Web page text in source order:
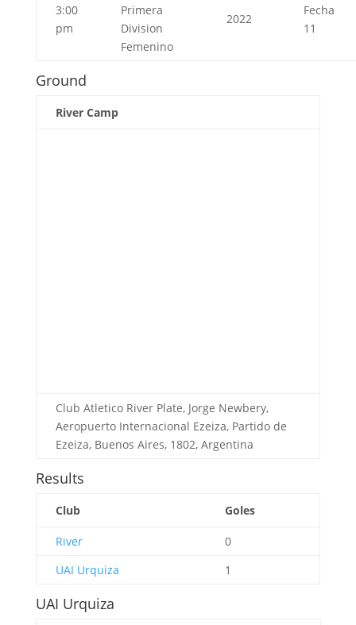
3:00
pm
Primera
Division
Femenino
2022
Fecha
11
Ground
River Camp
Club Atletico River Plate, Jorge Newbery,
Aeropuerto Internacional Ezeiza, Partido de
Ezeiza, Buenos Aires, 1802, Argentina
Results
Club Goles
River
0
UAI Urquiza
1
UAI Urquiza